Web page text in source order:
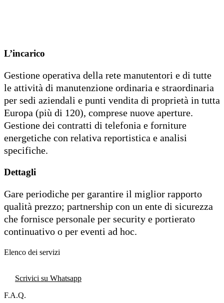
L’incarico
Gestione operativa della rete manutentori e di tutte
le attività di manutenzione ordinaria e straordinaria
per sedi aziendali e punti vendita di proprietà in tutta
Europa (più di 120), comprese nuove aperture.
Gestione dei contratti di telefonia e forniture
energetiche con relativa reportistica e analisi
specifiche.
Dettagli
Gare periodiche per garantire il miglior rapporto
qualità prezzo; partnership con un ente di sicurezza
che fornisce personale per security e portierato
continuativo o per eventi ad hoc.
Elenco dei servizi
Scrivici su Whatsapp
F.A.Q.